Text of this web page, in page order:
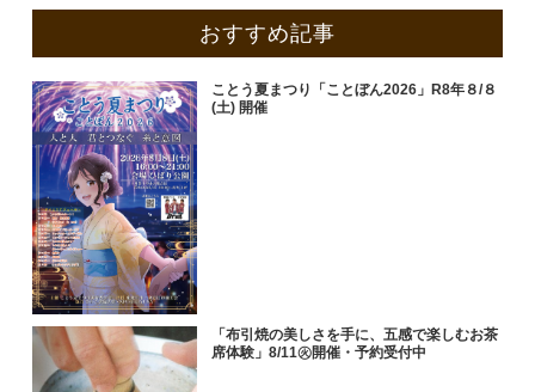
おすすめ記事
ことう夏まつり「ことぼん2026」R8年８/８
(土) 開催
「布引焼の美しさを手に、五感で楽しむお茶
席体験」8/11㊋開催・予約受付中